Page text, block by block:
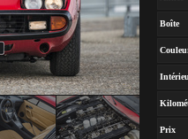
Boîte
Prix